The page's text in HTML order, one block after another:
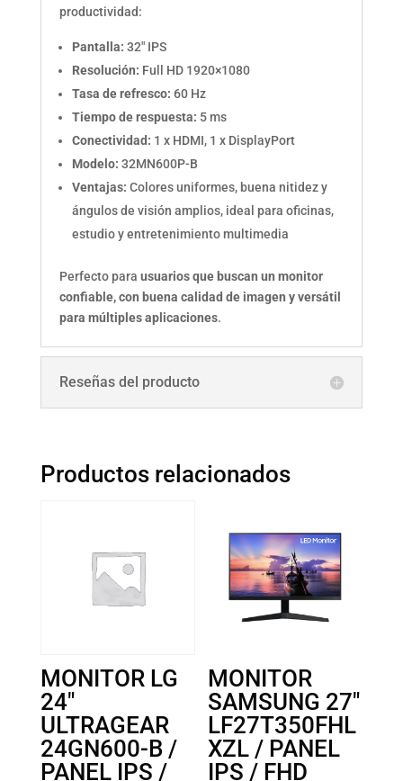
productividad:
Pantalla: 32″ IPS
Resolución: Full HD 1920×1080
Tasa de refresco: 60 Hz
Tiempo de respuesta: 5 ms
Conectividad: 1 x HDMI, 1 x DisplayPort
Modelo: 32MN600P-B
Ventajas: Colores uniformes, buena nitidez y
ángulos de visión amplios, ideal para oficinas,
estudio y entretenimiento multimedia
Perfecto para usuarios que buscan un monitor
confiable, con buena calidad de imagen y versátil
para múltiples aplicaciones.
Reseñas del producto
Productos relacionados
MONITOR LG
24″
ULTRAGEAR
24GN600-B /
PANEL IPS /
MONITOR
SAMSUNG 27″
LF27T350FHL
XZL / PANEL
IPS / FHD